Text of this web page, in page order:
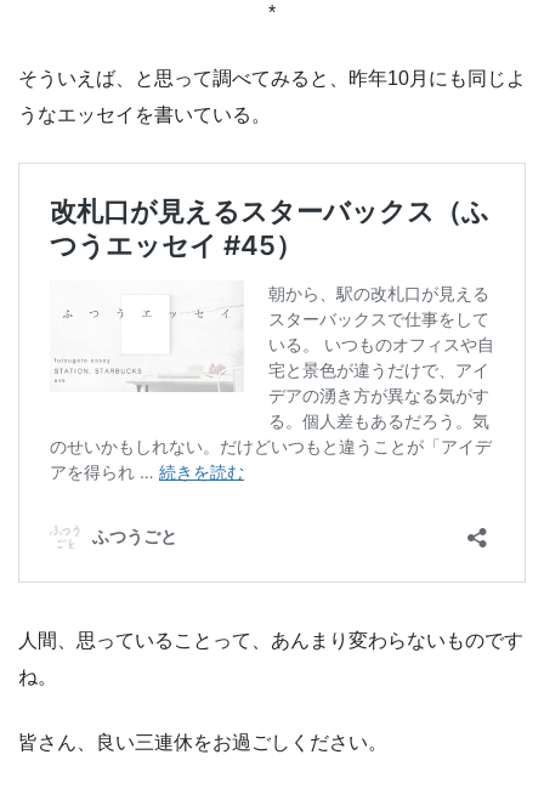
*
そういえば、と思って調べてみると、昨年10月にも同じよ
うなエッセイを書いている。
人間、思っていることって、あんまり変わらないものです
ね。
皆さん、良い三連休をお過ごしください。